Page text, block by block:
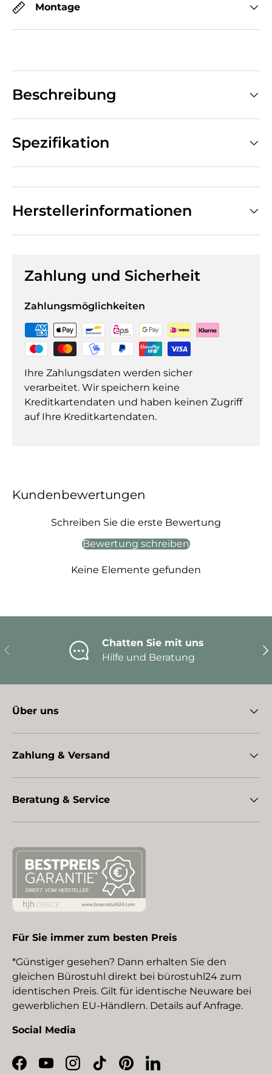
Montage
Beschreibung
Spezifikation
Herstellerinformationen
Zahlung und Sicherheit
Zahlungsmöglichkeiten
Ihre Zahlungsdaten werden sicher
verarbeitet. Wir speichern keine
Kreditkartendaten und haben keinen Zugriff
auf Ihre Kreditkartendaten.
Kundenbewertungen
Schreiben Sie die erste Bewertung
Bewertung schreiben
Keine Elemente gefunden
Vorherige
Chatten Sie mit uns
Hilfe und Beratung
Über uns
Zahlung & Versand
Beratung & Service
Für Sie immer zum besten Preis
*Günstiger gesehen? Dann erhalten Sie den
gleichen Bürostuhl direkt bei bürostuhl24 zum
identischen Preis. Gilt für identische Neuware bei
gewerblichen EU-Händlern. Details auf Anfrage.
Social Media
Facebook
YouTubeInstagram
TikTokPinterestLinkedIn